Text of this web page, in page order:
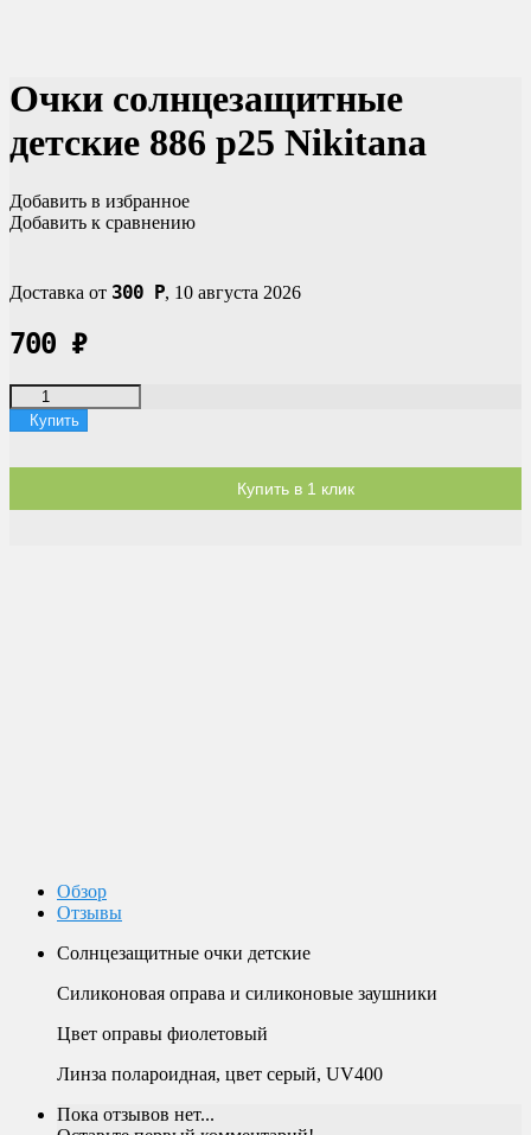
Очки солнцезащитные
детские 886 p25 Nikitana
Добавить в избранное
Добавить к сравнению
Доставка от 300 Р, 10 августа 2026
700 ₽
Купить
Купить в 1 клик
Обзор
Отзывы
Солнцезащитные очки детские
Силиконовая оправа и силиконовые заушники
Цвет оправы фиолетовый
Линза полароидная, цвет серый, UV400
Пока отзывов нет...